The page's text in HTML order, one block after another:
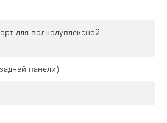
для полнодуплексной
панели)